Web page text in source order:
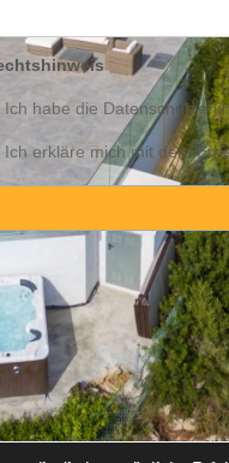
Ich habe die
Ich erkläre mich mit dem
© 2025 Property